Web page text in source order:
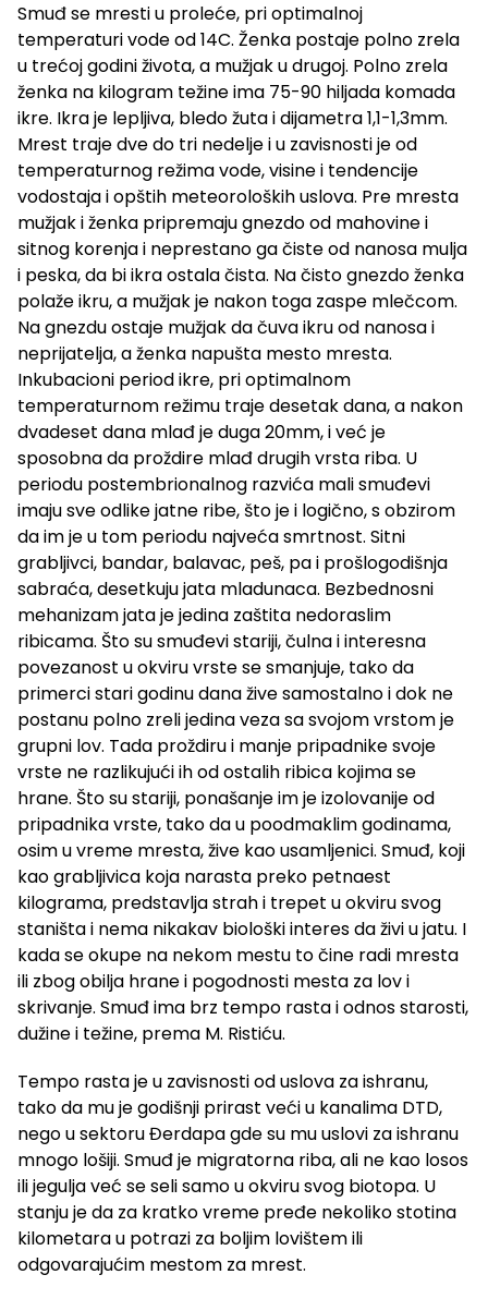
Smuđ se mresti u proleće, pri optimalnoj
temperaturi vode od 14C. Ženka postaje polno zrela
u trećoj godini života, a mužjak u drugoj. Polno zrela
ženka na kilogram težine ima 75-90 hiljada komada
ikre. Ikra je lepljiva, bledo žuta i dijametra 1,1-1,3mm.
Mrest traje dve do tri nedelje i u zavisnosti je od
temperaturnog režima vode, visine i tendencije
vodostaja i opštih meteoroloških uslova. Pre mresta
mužjak i ženka pripremaju gnezdo od mahovine i
sitnog korenja i neprestano ga čiste od nanosa mulja
i peska, da bi ikra ostala čista. Na čisto gnezdo ženka
polaže ikru, a mužjak je nakon toga zaspe mlečcom.
Na gnezdu ostaje mužjak da čuva ikru od nanosa i
neprijatelja, a ženka napušta mesto mresta.
Inkubacioni period ikre, pri optimalnom
temperaturnom režimu traje desetak dana, a nakon
dvadeset dana mlađ je duga 20mm, i već je
sposobna da proždire mlađ drugih vrsta riba. U
periodu postembrionalnog razvića mali smuđevi
imaju sve odlike jatne ribe, što je i logično, s obzirom
da im je u tom periodu najveća smrtnost. Sitni
grabljivci, bandar, balavac, peš, pa i prošlogodišnja
sabraća, desetkuju jata mladunaca. Bezbednosni
mehanizam jata je jedina zaštita nedoraslim
ribicama. Što su smuđevi stariji, čulna i interesna
povezanost u okviru vrste se smanjuje, tako da
primerci stari godinu dana žive samostalno i dok ne
postanu polno zreli jedina veza sa svojom vrstom je
grupni lov. Tada proždiru i manje pripadnike svoje
vrste ne razlikujući ih od ostalih ribica kojima se
hrane. Što su stariji, ponašanje im je izolovanije od
pripadnika vrste, tako da u poodmaklim godinama,
osim u vreme mresta, žive kao usamljenici. Smuđ, koji
kao grabljivica koja narasta preko petnaest
kilograma, predstavlja strah i trepet u okviru svog
staništa i nema nikakav biološki interes da živi u jatu. I
kada se okupe na nekom mestu to čine radi mresta
ili zbog obilja hrane i pogodnosti mesta za lov i
skrivanje. Smuđ ima brz tempo rasta i odnos starosti,
dužine i težine, prema M. Ristiću.
Tempo rasta je u zavisnosti od uslova za ishranu,
tako da mu je godišnji prirast veći u kanalima DTD,
nego u sektoru Đerdapa gde su mu uslovi za ishranu
mnogo lošiji. Smuđ je migratorna riba, ali ne kao losos
ili jegulja već se seli samo u okviru svog biotopa. U
stanju je da za kratko vreme pređe nekoliko stotina
kilometara u potrazi za boljim lovištem ili
odgovarajućim mestom za mrest.